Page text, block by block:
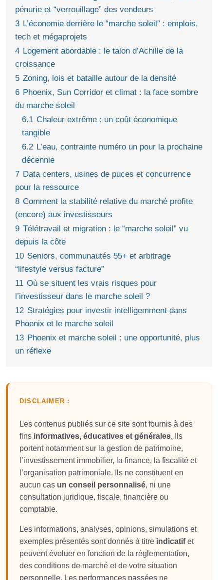
pénurie et “verrouillage” des vendeurs
3 L’économie derrière le “marche soleil” : emplois,
tech et mégaprojets
4 Logement abordable : le talon d’Achille de la
croissance
5 Zoning, lois et bataille autour de la densité
6 Phoenix, Sun Corridor et climat : la face sombre
du marche soleil
6.1 Chaleur extrême : un coût économique
tangible
6.2 L’eau, contrainte numéro un pour la prochaine
décennie
7 Data centers, usines de puces et concurrence
pour la ressource
8 Comment la stabilité relative du marché profite
(encore) aux investisseurs
9 Télétravail et migration : le “marche soleil” vu
depuis la côte
10 Seniors, communautés 55+ et arbitrage
“lifestyle versus facture”
11 Où se situent les vrais risques pour
l’investisseur dans le marche soleil ?
12 Stratégies pour investir intelligemment dans
Phoenix et le marche soleil
13 Phoenix et marche soleil : une opportunité, plus
un réflexe
DISCLAIMER :
Les contenus publiés sur ce site sont fournis à des
fins informatives, éducatives et générales. Ils
portent notamment sur la gestion de patrimoine,
l’investissement immobilier, la finance, la fiscalité et
l’organisation patrimoniale. Ils ne constituent en
aucun cas un conseil personnalisé, ni une
consultation juridique, fiscale, financière ou
comptable.
Les informations, analyses, opinions, simulations et
exemples présentés sont donnés à titre indicatifet
peuvent évoluer en fonction de la réglementation,
des conditions de marché et de votre situation
personnelle. Les performances passées ne